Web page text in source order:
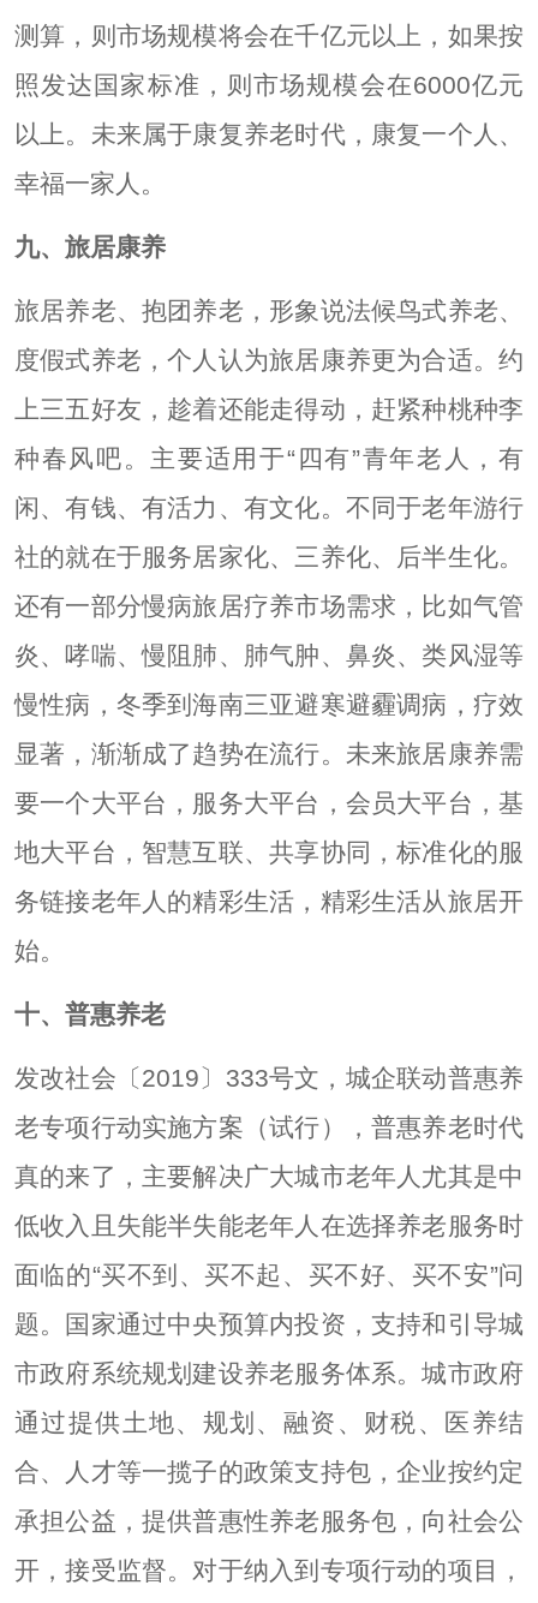
测算，则市场规模将会在千亿元以上，如果按
照发达国家标准，则市场规模会在6000亿元
以上。未来属于康复养老时代，康复一个人、
幸福一家人。
九、旅居康养
旅居养老、抱团养老，形象说法候鸟式养老、
度假式养老，个人认为旅居康养更为合适。约
上三五好友，趁着还能走得动，赶紧种桃种李
种春风吧。主要适用于“四有”青年老人
，有
闲、有钱、有活力、有文化。不同于老年游行
社的就在于服务居家化、三养化、后半生化。
还有一部分慢病旅居疗养市场需求，比如气管
炎、哮喘、慢阻肺、肺气肿、鼻炎、类风湿等
慢性病，冬季到海南三亚避寒避霾调病，疗效
显著，渐渐成了趋势在流行。未来旅居康养需
要一个大平台，服务大平台，会员大平台，基
地大平台，智慧互联、共享协同，标准化的服
务链接老年人的精彩生活，精彩生活从旅居开
始。
十、普惠养老
发改社会〔2019〕333号文，城企联动普惠养
老专项行动实施方案（试行），普惠养老时代
真的来了，主要解决广大城市老年人尤其是中
低收入且失能半失能老年人在选择养老服务时
面临的“买不到、买不起、买不好、买不安”问
题。国家通过中央预算内投资，支持和引导城
市政府系统规划建设养老服务体系。城市政府
通过提供土地、规划、融资、财税、医养结
合、人才等一揽子的政策支持包，企业按约定
承担公益，提供普惠性养老服务包，向社会公
开，接受监督。对于纳入到专项行动的项目，